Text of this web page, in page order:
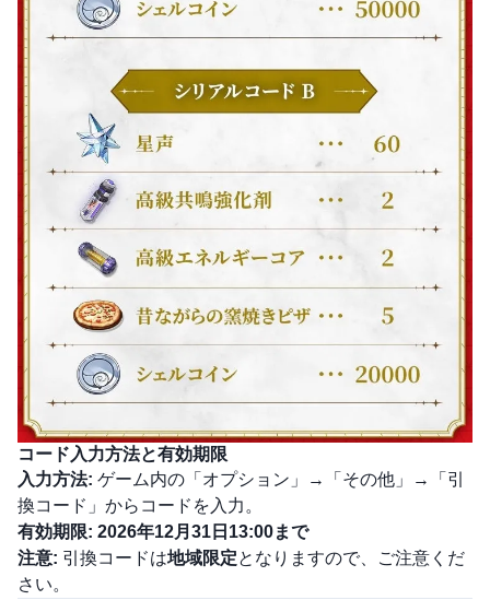
コード入力方法と有効期限
入力方法: ゲーム内の「オプション」→「その他」→「引
換コード」からコードを入力。
有効期限: 2026年12月31日13:00まで
注意: 引換コードは地域限定となりますので、ご注意くだ
さい。